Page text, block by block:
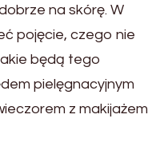
na skórę. W
pojęcie, czego nie
będą tego
pielęgnacyjnym
z makijażem